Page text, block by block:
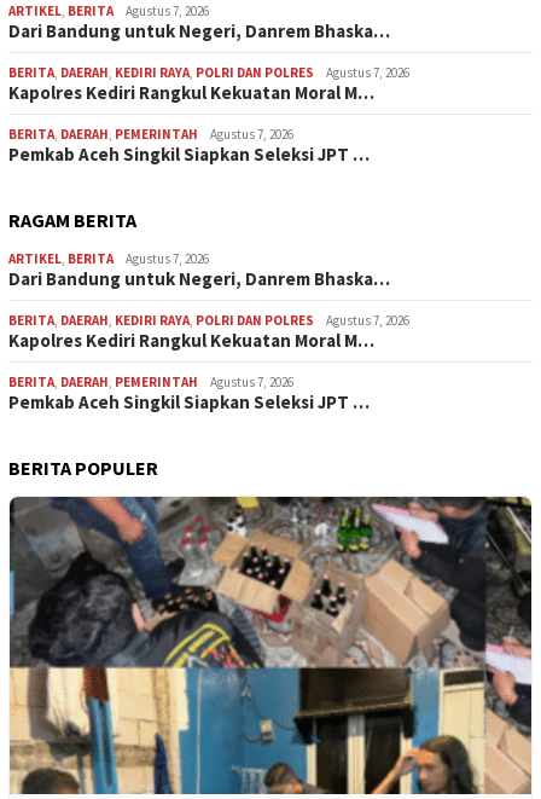
ARTIKEL, BERITA Agustus 7, 2026
Dari Bandung untuk Negeri, Danrem Bhaska…
BERITA, DAERAH, KEDIRI RAYA, POLRI DAN POLRES Agustus 7, 2026
Kapolres Kediri Rangkul Kekuatan Moral M…
BERITA, DAERAH, PEMERINTAH Agustus 7, 2026
Pemkab Aceh Singkil Siapkan Seleksi JPT …
RAGAM BERITA
ARTIKEL, BERITA Agustus 7, 2026
Dari Bandung untuk Negeri, Danrem Bhaska…
BERITA, DAERAH, KEDIRI RAYA, POLRI DAN POLRES Agustus 7, 2026
Kapolres Kediri Rangkul Kekuatan Moral M…
BERITA, DAERAH, PEMERINTAH Agustus 7, 2026
Pemkab Aceh Singkil Siapkan Seleksi JPT …
BERITA POPULER